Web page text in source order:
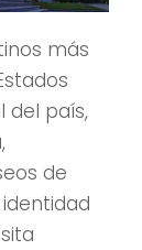
más
del país,
de